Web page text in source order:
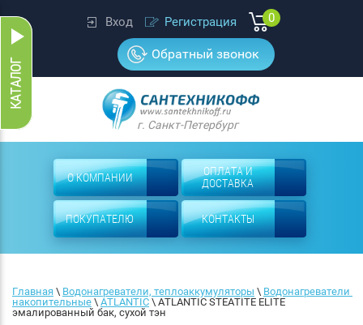
Вход Регистрация 0
Обратный звонок
г. Санкт-Петербург
О КОМПАНИИ
ОПЛАТА И
ДОСТАВКА
ПОКУПАТЕЛЮ КОНТАКТЫ
Главная \ Водонагреватели, теплоаккумуляторы \ Водонагреватели
накопительные \ ATLANTIC \ ATLANTIC STEATITE ELITE
эмалированный бак, сухой тэн